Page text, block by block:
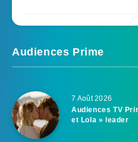
Audiences Prime
7 Août 2026
Audiences TV
et Lola » leader